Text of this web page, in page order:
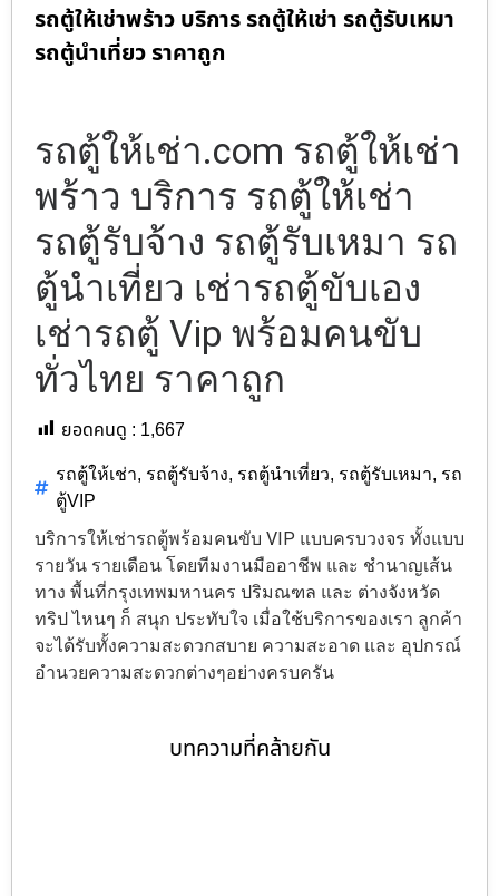
รถตู้ให้เช่าพร้าว บริการ รถตู้ให้เช่า รถตู้รับเหมา
รถตู้นำเที่ยว ราคาถูก
รถตู้ให้เช่า.com รถตู้ให้เช่า
พร้าว บริการ รถตู้ให้เช่า
รถตู้รับจ้าง รถตู้รับเหมา รถ
ตู้นำเที่ยว เช่ารถตู้ขับเอง
เช่ารถตู้ Vip พร้อมคนขับ
ทั่วไทย ราคาถูก
ยอดคนดู : 1,667
รถตู้ให้เช่า, รถตู้รับจ้าง, รถตู้นำเที่ยว, รถตู้รับเหมา, รถ
ตู้VIP
บริการให้เช่ารถตู้พร้อมคนขับ VIP แบบครบวงจร ทั้งแบบ
รายวัน รายเดือน โดยทีมงานมืออาชีพ และ ชำนาญเส้น
ทาง พื้นที่กรุงเทพมหานคร ปริมณฑล และ ต่างจังหวัด
ทริป ไหนๆ ก็ สนุก ประทับใจ เมื่อใช้บริการของเรา ลูกค้า
จะได้รับทั้งความสะดวกสบาย ความสะอาด และ อุปกรณ์
อำนวยความสะดวกต่างๆอย่างครบครัน
บทความที่คล้ายกัน